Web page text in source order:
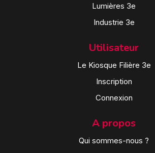
Lumières 3e
Industrie 3e
Utilisateur
Le Kiosque Filière 3e
Inscription
Connexion
A propos
Qui sommes-nous ?